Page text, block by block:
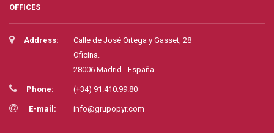
OFFICES
Address:
Calle de José Ortega y Gasset, 28
Oficina.
28006 Madrid - España
Phone: (+34) 91.410.99.80
E-mail: info@grupopyr.com